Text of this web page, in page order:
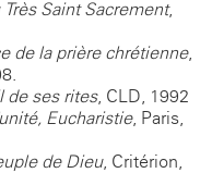
Saint Sacrement,
de la prière chrétienne,
de ses rites, CLD, 1992
Eucharistie, Paris,
de Dieu, Critérion,